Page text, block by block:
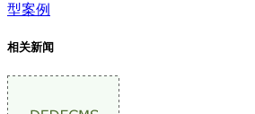
型案例
相关新闻